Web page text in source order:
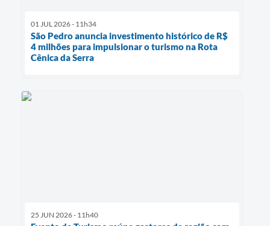
01 JUL 2026 - 11h34
São Pedro anuncia investimento histórico de R$
4 milhões para impulsionar o turismo na Rota
Cênica da Serra
25 JUN 2026 - 11h40